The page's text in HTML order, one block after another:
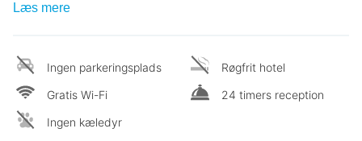
Læs mere
Ingen parkeringsplads
Gratis Wi-Fi
Ingen kæledyr
Røgfrit hotel
24 timers reception